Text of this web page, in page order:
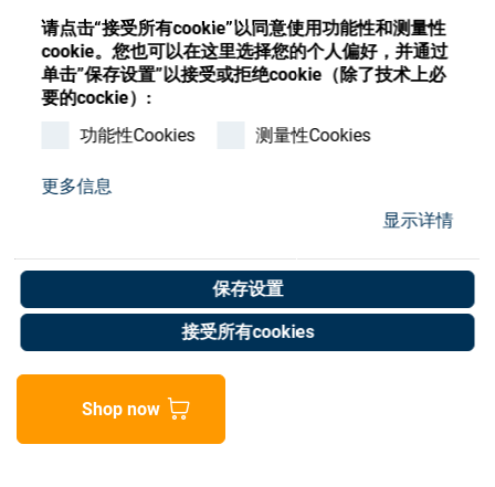
请点击“接受所有cookie”以同意使用功能性和测量性
cookie。您也可以在这里选择您的个人偏好，并通过
单击”保存设置”以接受或拒绝cookie（除了技术上必
要的cockie）:
功能性Cookies
测量性Cookies
更多信息
显示详情
保存设置
接受所有cookies
我们是谁
加入我们
注册 登录
Art. No. 05905493
Unit of measure : Piece
Shop now